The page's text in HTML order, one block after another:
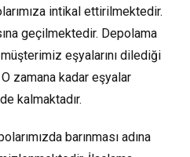
intikal ettirilmektedir.
geçilmektedir. Depolama
eşyalarını dilediği
zamana kadar eşyalar
kalmaktadır.
barınması adına